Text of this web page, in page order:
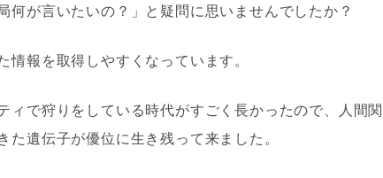
何が言いたいの？」と疑問に思いませんでしたか？
情報を取得しやすくなっています。
ィで狩りをしている時代がすごく長かったので、人間関
遺伝子が優位に生き残って来ました。